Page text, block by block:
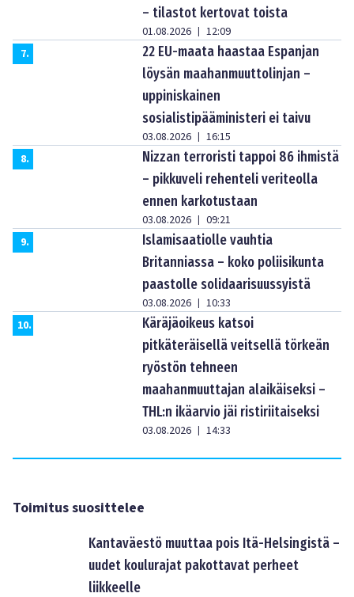
– tilastot kertovat toista
01.08.2026 | 12:09
7.
22 EU-maata haastaa Espanjan
löysän maahanmuuttolinjan –
uppiniskainen
sosialistipääministeri ei taivu
03.08.2026 | 16:15
8.
Nizzan terroristi tappoi 86 ihmistä
– pikkuveli rehenteli veriteolla
ennen karkotustaan
03.08.2026 | 09:21
9.
Islamisaatiolle vauhtia
Britanniassa – koko poliisikunta
paastolle solidaarisuussyistä
03.08.2026 | 10:33
10.
Käräjäoikeus katsoi
pitkäteräisellä veitsellä törkeän
ryöstön tehneen
maahanmuuttajan alaikäiseksi –
THL:n ikäarvio jäi ristiriitaiseksi
03.08.2026 | 14:33
Toimitus suosittelee
Kantaväestö muuttaa pois Itä-Helsingistä –
uudet koulurajat pakottavat perheet
liikkeelle